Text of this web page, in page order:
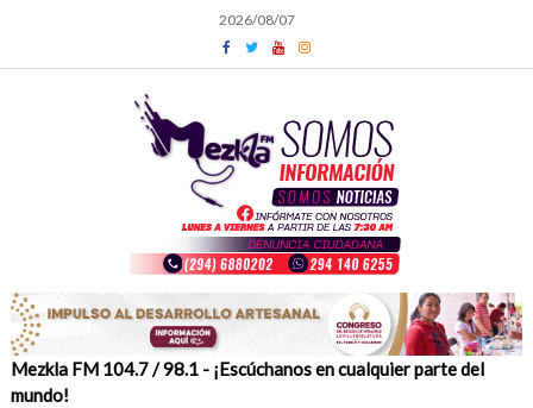
content
2026/08/07
Mezkla FM 104.7 / 98.1 - ¡Escúchanos en cualquier parte del
mundo!